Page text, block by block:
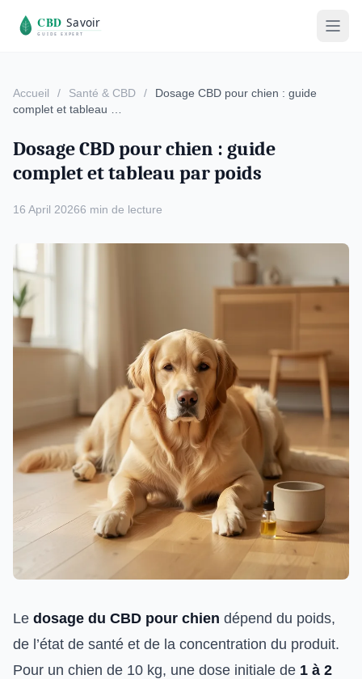
Accueil / Santé & CBD /
Dosage CBD pour chien : guide
complet et tableau …
Dosage CBD pour chien : guide
complet et tableau par poids
16 April 20266 min de lecture
Le dosage du CBD pour chien dépend du poids,
de l’état de santé et de la concentration du produit.
Pour un chien de 10 kg, une dose initiale de 1 à 2